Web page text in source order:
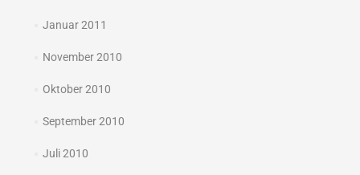
Januar 2011
November 2010
Oktober 2010
September 2010
Juli 2010